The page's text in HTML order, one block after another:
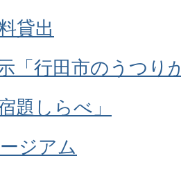
貸出
「行田市のうつり
題しらべ」
ジアム